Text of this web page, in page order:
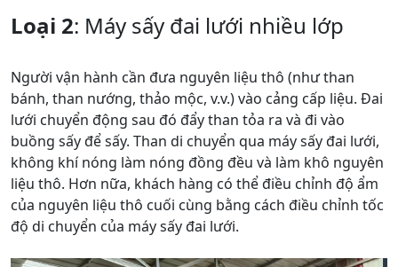
Loại 2: Máy sấy đai lưới nhiều lớp
Người vận hành cần đưa nguyên liệu thô (như than
bánh, than nướng, thảo mộc, v.v.) vào cảng cấp liệu. Đai
lưới chuyển động sau đó đẩy than tỏa ra và đi vào
buồng sấy để sấy. Than di chuyển qua máy sấy đai lưới,
không khí nóng làm nóng đồng đều và làm khô nguyên
liệu thô. Hơn nữa, khách hàng có thể điều chỉnh độ ẩm
của nguyên liệu thô cuối cùng bằng cách điều chỉnh tốc
độ di chuyển của máy sấy đai lưới.